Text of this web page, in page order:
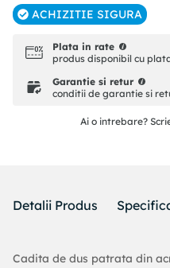
ACHIZITIE SIGURA
Plata in rate
produs disponibil cu
Garantie si retur
conditii de garantie si
Ai o intrebare?
Detalii Produs
Cadita de dus patrata din